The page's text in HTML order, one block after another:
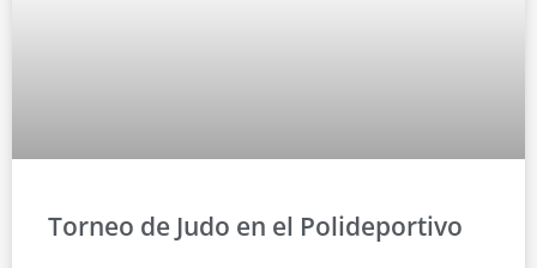
Torneo de Judo en el Polideportivo